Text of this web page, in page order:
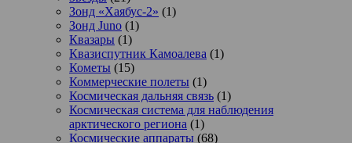
Зонд «Хаябус-2» (1)
Зонд Juno (1)
Квазары (1)
Квазиспутник Камоалева (1)
Кометы (15)
Коммерческие полеты (1)
Космическая дальняя связь (1)
Космическая система для наблюдения
арктического региона (1)
Космические аппараты (68)